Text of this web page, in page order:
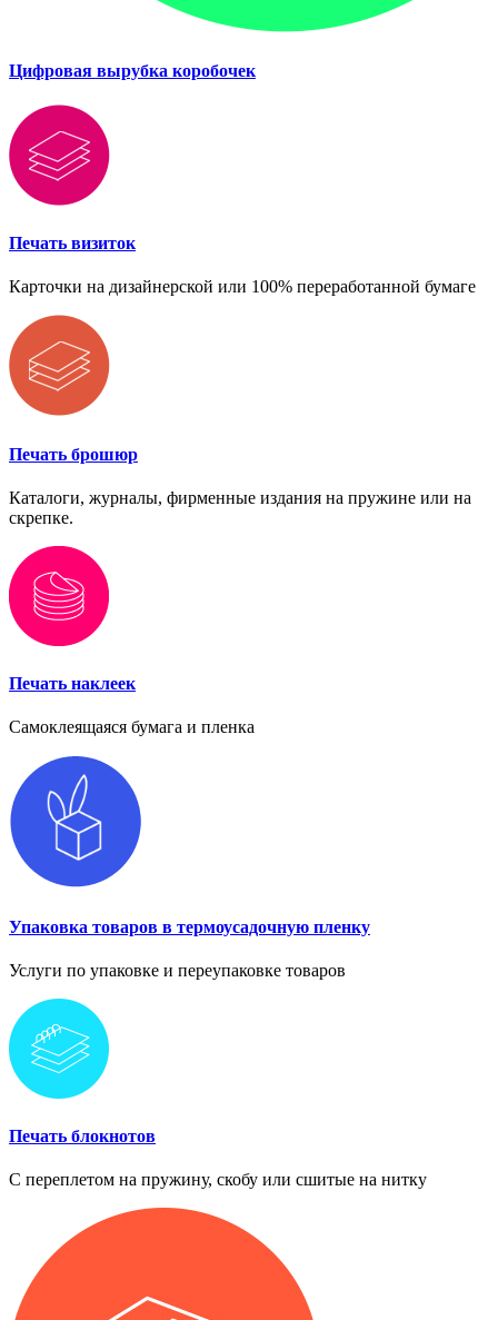
Цифровая вырубка коробочек
Печать визиток
Карточки на дизайнерской или 100% переработанной бумаге
Печать брошюр
Каталоги, журналы, фирменные издания на пружине или на
скрепке.
Печать наклеек
Самоклеящаяся бумага и пленка
Упаковка товаров в термоусадочную пленку
Услуги по упаковке и переупаковке товаров
Печать блокнотов
С переплетом на пружину, скобу или сшитые на нитку